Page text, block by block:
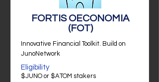
FORTIS OECONOMIA
(FOT)
Innovative Financial Toolkit. Build on
JunoNetwork
Eligibility
$JUNO or $ATOM stakers